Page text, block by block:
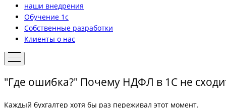
наши внедрения
Обучение 1с
Собственные разработки
Клиенты о нас
"Где ошибка?" Почему НДФЛ в 1С не
Каждый бухгалтер хотя бы раз переживал этот момент.